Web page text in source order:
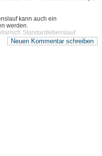
kann auch ein
werden.
Standardlebenslauf
Neuen Kommentar schreiben